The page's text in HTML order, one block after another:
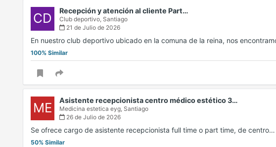
CD Recepción y atención al cliente Part…
Club deportivo, Santiago
21 de Julio de 2026
En nuestro club deportivo ubicado en la comuna de la reina, nos
100% Similar
ME Asistente recepcionista centro médico estético 3…
Medicina estetica eyg, Santiago
26 de Julio de 2026
Se ofrece cargo de asistente recepcionista full time o part time, de centro…
50% Similar